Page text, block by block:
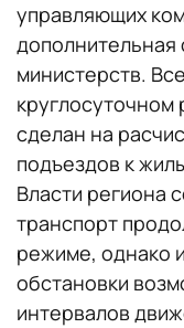
управляющих
дополнительная
министерств.
сделан на
подъездов к
Власти региона
транспорт
режиме, однако
обстановки
интервалов